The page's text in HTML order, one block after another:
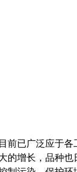
前已广泛应于
的增长，品种